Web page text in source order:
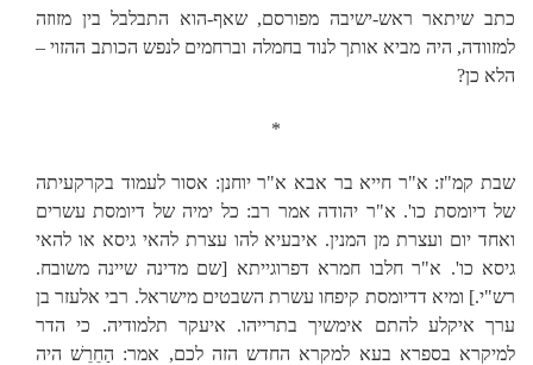
כתב שיתאר ראש-ישיבה מפורסם, שאף-הוא התבלבל בין מזוזה
למזוודה, היה מביא אותך לנוד בחמלה וברחמים לנפש הכותב ההזוי –
הלא כן?
*
שבת קמ"ז: א"ר חייא בר אבא א"ר יוחנן: אסור לעמוד בקרקעיתה
של דיומסת כו'. א"ר יהודה אמר רב: כל ימיה של דיומסת עשרים
ואחד יום ועצרת מן המנין. איבעיא להו עצרת להאי גיסא או להאי
גיסא כו'. א"ר חלבו חמרא דפרוגייתא [שם מדינה שיינה משובח.
רש"י.] ומיא דדיומסת קיפחו עשרת השבטים מישראל. רבי אלעזר בן
ערך איקלע להתם אימשיך בתרייהו. איעקר תלמודיה. כי הדר
למיקרא בספרא בעא למקרא החדש הזה לכם, אמר: הַחֵרֵשׁ היה